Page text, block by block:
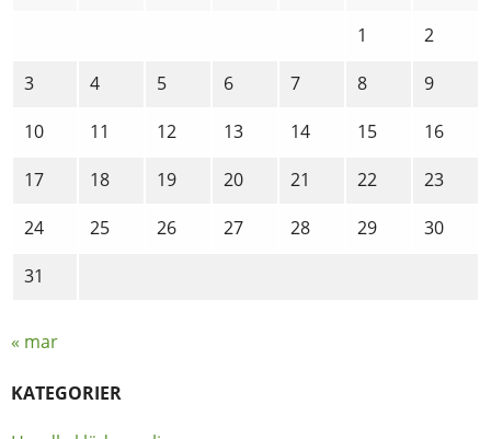
1
2
3
4 5 6 7 8
9
10
11 12 13 14 15
16
17
18 19 20 21 22
23
24
25 26 27 28 29
30
31
« mar
KATEGORIER